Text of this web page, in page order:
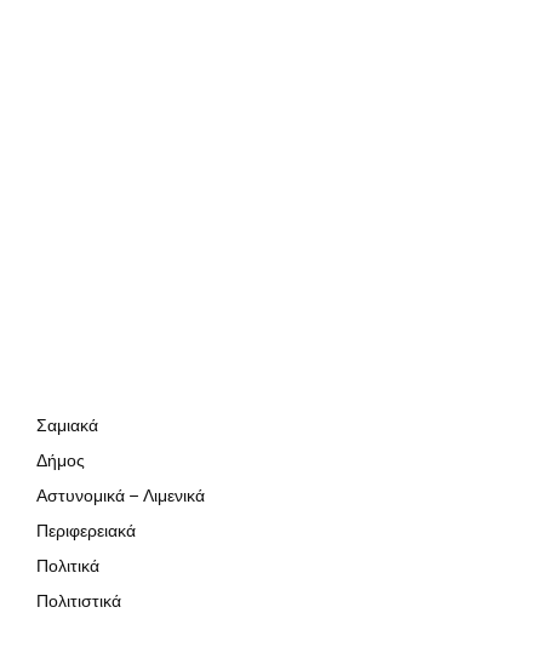
Σαμιακά
Δήμος
Αστυνομικά – Λιμενικά
Περιφερειακά
Πολιτικά
Πολιτιστικά